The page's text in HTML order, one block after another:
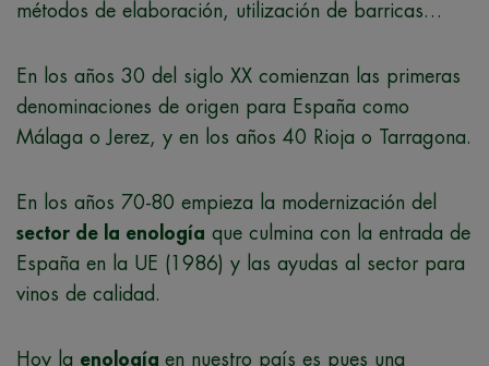
métodos de elaboración, utilización de barricas…
En los años 30 del siglo XX comienzan las primeras
denominaciones de origen para España como
Málaga o Jerez, y en los años 40 Rioja o Tarragona.
En los años 70-80 empieza la modernización del
sector de la enología que culmina con la entrada de
España en la UE (1986) y las ayudas al sector para
vinos de calidad.
Hoy la enología en nuestro país es pues una